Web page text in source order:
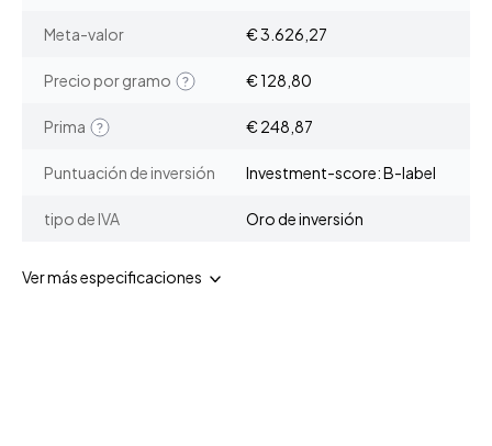
Meta-valor € 3.626,27
Precio por gramo € 128,80
Prima € 248,87
Puntuación de inversión Investment-score: B-label
tipo de IVA Oro de inversión
Ver más especificaciones